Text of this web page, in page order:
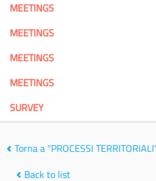
MEETINGS
MEETINGS
MEETINGS
MEETINGS
SURVEY
Torna a "PROCESSI
Back to list